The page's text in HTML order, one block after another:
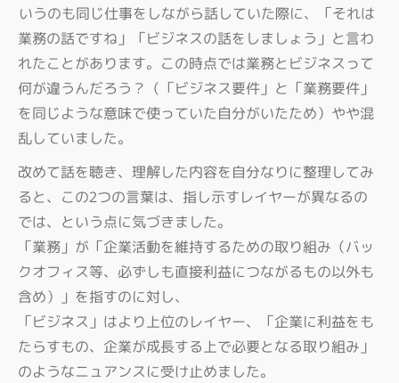
いうのも同じ仕事をしながら話していた際に、「それは
業務の話ですね」「ビジネスの話をしましょう」と言わ
れたことがあります。この時点では業務とビジネスって
何が違うんだろう？（「ビジネス要件」と「業務要件」
を同じような意味で使っていた自分がいたため）やや混
乱していました。
改めて話を聴き、理解した内容を自分なりに整理してみ
ると、この2つの言葉は、指し示すレイヤーが異なるの
では、という点に気づきました。
「業務」が「企業活動を維持するための取り組み（バッ
クオフィス等、必ずしも直接利益につながるもの以外も
含め）」を指すのに対し、
「ビジネス」はより上位のレイヤー、「企業に利益をも
たらすもの、企業が成長する上で必要となる取り組み」
のようなニュアンスに受け止めました。